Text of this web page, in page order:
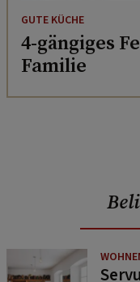
GUTE KÜCHE
4-gängiges
Familie